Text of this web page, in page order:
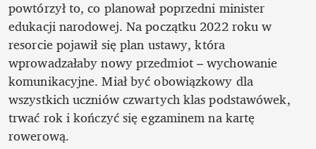
powtórzył to, co planował poprzedni minister
edukacji narodowej. Na początku 2022 roku w
resorcie pojawił się plan ustawy, która
wprowadzałaby nowy przedmiot – wychowanie
komunikacyjne. Miał być obowiązkowy dla
wszystkich uczniów czwartych klas podstawówek,
trwać rok i kończyć się egzaminem na kartę
rowerową.